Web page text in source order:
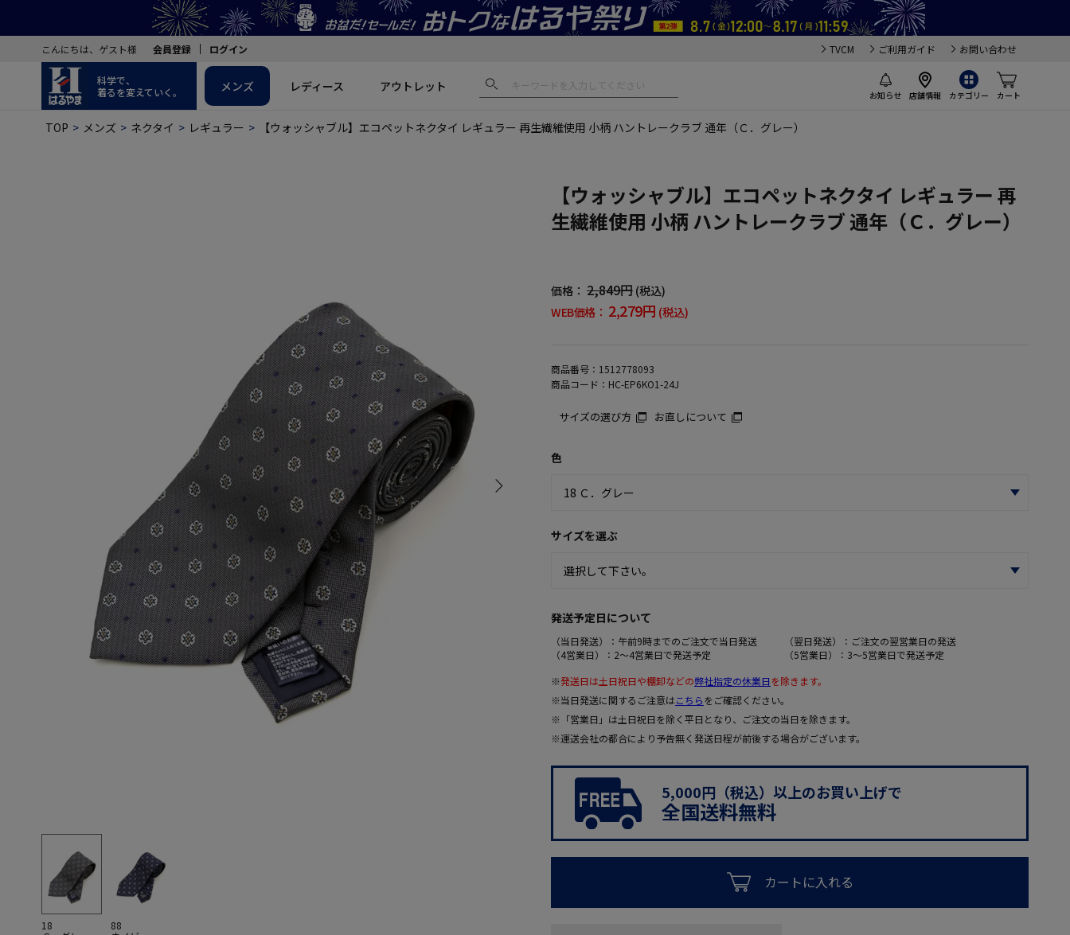
こんにちは、ゲスト様 会員登録 ログイン TVCM ご利用ガイド お問い合わせ
科学で、
着るを変えていく。
お知らせ 店舗情報 カテゴリー カート
メンズ レディース アウトレット
TOP メンズ ネクタイ レギュラー 【ウォッシャブル】エコペットネクタイ レギュラー 再生繊維使用 小柄 ハントレークラブ 通年（Ｃ．グレー）
18
88
【ウォッシャブル】エコペットネクタイ レギュラー 再
生繊維使用 小柄 ハントレークラブ 通年（Ｃ．グレー）
価格： 2,849円 (税込)
WEB価格： 2,279円 (税込)
商品番号： 1512778093
商品コード： HC-EP6KO1-24J
サイズの選び方 お直しについて
色
サイズを選ぶ
発送予定日について
（当日発送）：午前9時までのご注文で当日発送
（翌日発送）：ご注文の翌営業日の発送
（4営業日）：2～4営業日で発送予定
（5営業日）：3～5営業日で発送予定
※発送日は土日祝日や棚卸などの弊社指定の休業日を除きます。
※当日発送に関するご注意はこちらをご確認ください。
※「営業日」は土日祝日を除く平日となり、ご注文の当日を除きます。
※運送会社の都合により予告無く発送日程が前後する場合がございます。
5,000円（税込）以上のお買い上げで
全国送料無料
カートに入れる